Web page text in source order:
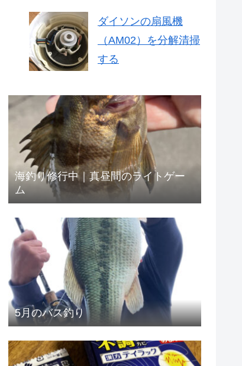
ダイソンの扇風機
（AM02）を分解清掃
する
海釣り修行中｜真昼間のライトゲー
ム
5月のバス釣り